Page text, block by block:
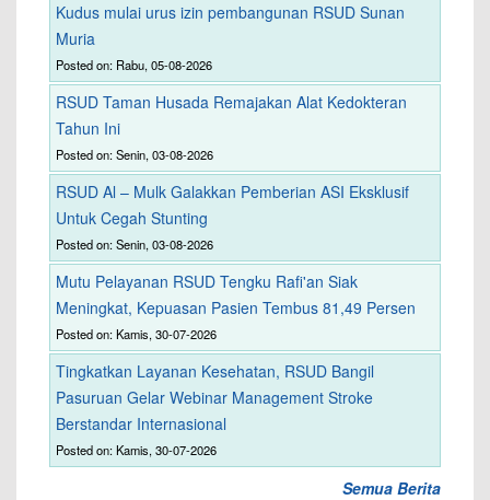
Kudus mulai urus izin pembangunan RSUD Sunan
Muria
Posted on: Rabu, 05-08-2026
RSUD Taman Husada Remajakan Alat Kedokteran
Tahun Ini
Posted on: Senin, 03-08-2026
RSUD Al – Mulk Galakkan Pemberian ASI Eksklusif
Untuk Cegah Stunting
Posted on: Senin, 03-08-2026
Mutu Pelayanan RSUD Tengku Rafi'an Siak
Meningkat, Kepuasan Pasien Tembus 81,49 Persen
Posted on: Kamis, 30-07-2026
Tingkatkan Layanan Kesehatan, RSUD Bangil
Pasuruan Gelar Webinar Management Stroke
Berstandar Internasional
Posted on: Kamis, 30-07-2026
Semua Berita